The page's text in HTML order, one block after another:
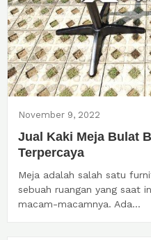
November 9, 2022
Jual Kaki Meja Bulat
Terpercaya
Meja adalah salah satu
sebuah ruangan yang saat
macam-macamnya. Ada...